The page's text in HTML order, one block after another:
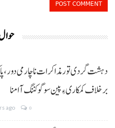
دہشت گردی تور مذاکرات نا چارمی
برخلاف کمکاری ءِ پین سوگو کننگ آ امنا
ago 0